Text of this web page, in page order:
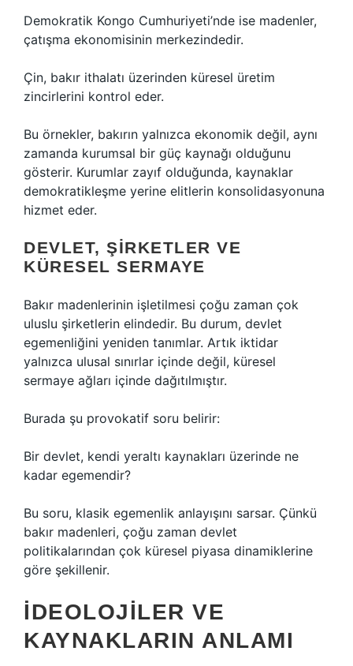
Demokratik Kongo Cumhuriyeti’nde ise madenler,
çatışma ekonomisinin merkezindedir.
Çin, bakır ithalatı üzerinden küresel üretim
zincirlerini kontrol eder.
Bu örnekler, bakırın yalnızca ekonomik değil, aynı
zamanda kurumsal bir güç kaynağı olduğunu
gösterir. Kurumlar zayıf olduğunda, kaynaklar
demokratikleşme yerine elitlerin konsolidasyonuna
hizmet eder.
DEVLET, ŞIRKETLER VE
KÜRESEL SERMAYE
Bakır madenlerinin işletilmesi çoğu zaman çok
uluslu şirketlerin elindedir. Bu durum, devlet
egemenliğini yeniden tanımlar. Artık iktidar
yalnızca ulusal sınırlar içinde değil, küresel
sermaye ağları içinde dağıtılmıştır.
Burada şu provokatif soru belirir:
Bir devlet, kendi yeraltı kaynakları üzerinde ne
kadar egemendir?
Bu soru, klasik egemenlik anlayışını sarsar. Çünkü
bakır madenleri, çoğu zaman devlet
politikalarından çok küresel piyasa dinamiklerine
göre şekillenir.
İDEOLOJILER VE
KAYNAKLARIN ANLAMI